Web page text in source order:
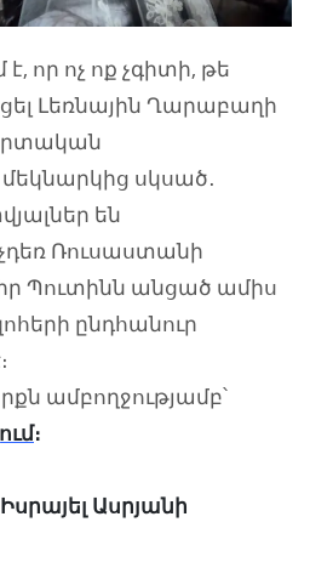
է, որ ոչ ոք չգիտի, թե
Լեռնային Ղարաբաղի
մեկնարկից սկսած․
են
Ռուսաստանի
Պուտինն անցած ամիս
ընդհանուր
ամբողջությամբ՝
։
Ասրյանի